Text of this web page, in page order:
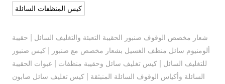
كيس المنظفات السائلة
شعار مخصص الوقوف صنبور الحقيبة التعبئة والتغليف السائل
حقيبة
ألومنيوم سائل منظف الغسيل بشعار مخصص مع صنبور
|كيس صنبور
للتغليف السائل |كيس تغليف سائل وحقيبة منظفات
عبوات الحقيبة
السائلة وأكياس الوقوف السائلة المنبثقة |كيس تغليف سائل صابون